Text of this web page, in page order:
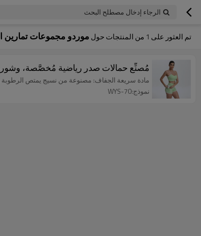
الرجاء إدخال مصطلح البحث
تم العثور على 1 من المنتجات حول موردو مجموعات تمارين
مُصنِّع حمالات صدر رياضية مُخصَّصة،
مادة سريعة الجفاف: مصنوعة من نسيج يمتص الرطوبة
نموذج:WYS-70